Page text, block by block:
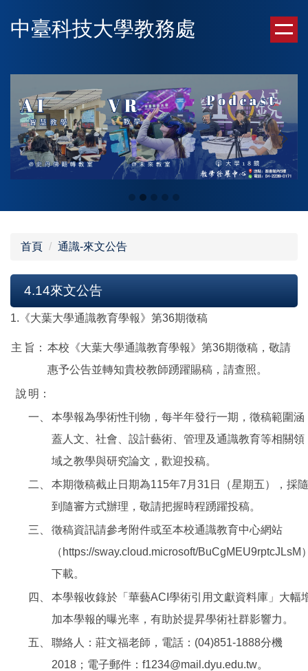
到
內
中臺科技大學教務處
首頁 通識-來文公告
4.14來文公告
1.《大葉大學通識教育學報》第36期徵稿
主 旨： 本校《大葉大學通識教育學報》第36期徵稿，敬請
惠予公告並轉知貴校教師踴躍賜稿，請查照。
說 明：
一、
本學報為學術性刊物，每半年發行一期，徵稿範圍涵
蓋人文、社會、設計藝術、管理及通識教育等相關領
域之教學與研究論文，歡迎投稿。
二、
本期徵稿截止日期為115年7月31日（星期五），採隨
到隨審方式辦理，敬請把握時程踴躍投稿。
三、
徵稿資訊請參考附件或至本校通識教育中心網站
（https://sway.cloud.microsoft/BuCgMEU9rptcJLsM
下載。
四、
本學報收錄於「華藝ACI學術引用文獻資料庫」大幅
加本學報的曝光率，有助於提昇學術社群影響力。
五、
聯絡人：莊文福老師，電話：(04)851-1888分機
2018；電子郵件：f1234@mail.dyu.edu.tw。